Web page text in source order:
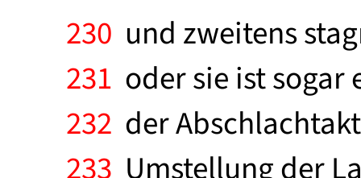
230 und zweitens
231 oder sie ist
232 der